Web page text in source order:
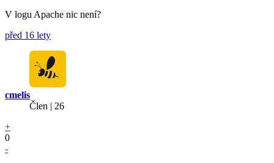
V logu Apache nic není?
před 16 lety
cmelis
Člen | 26
+
0
-